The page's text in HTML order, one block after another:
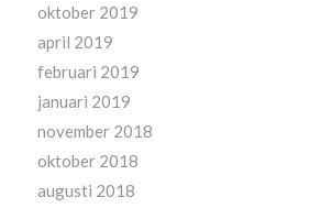
oktober 2019
april 2019
februari 2019
januari 2019
november 2018
oktober 2018
augusti 2018